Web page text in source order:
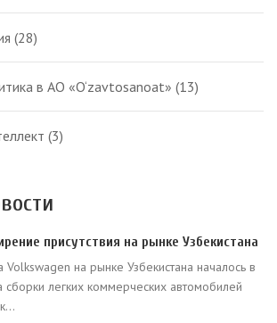
(28)
в АО «O‘zavtosanoat» (13)
(3)
присутствия на рынке Узбекистана
Volkswagen на рынке Узбекистана началось в
сборки легких коммерческих автомобилей